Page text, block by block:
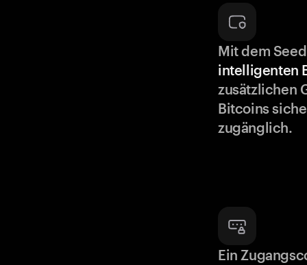
Mit dem
intelligenten
zusätzlichen
Bitcoins
zugänglich.
Ein